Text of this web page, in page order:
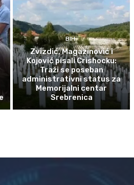
BIH
Zvizdić, Magazinović i
Kojović pisali Crishocku:
Traži se poseban
administrativni status za
Memorijalni centar
Srebrenica